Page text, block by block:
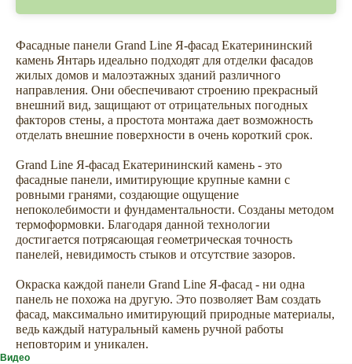
Фасадные панели Grand Line Я-фасад Екатерининский
камень Янтарь идеально подходят для отделки фасадов
жилых домов и малоэтажных зданий различного
направления. Они обеспечивают строению прекрасный
внешний вид, защищают от отрицательных погодных
факторов стены, а простота монтажа дает возможность
отделать внешние поверхности в очень короткий срок.
Grand Line Я-фасад Екатерининский камень - это
фасадные панели, имитирующие крупные камни с
ровными гранями, создающие ощущение
непоколебимости и фундаментальности. Созданы методом
термоформовки. Благодаря данной технологии
достигается потрясающая геометрическая точность
панелей, невидимость стыков и отсутствие зазоров.
Окраска каждой панели Grand Line Я-фасад - ни одна
панель не похожа на другую. Это позволяет Вам создать
фасад, максимально имитирующий природные материалы,
ведь каждый натуральный камень ручной работы
неповторим и уникален.
Видео